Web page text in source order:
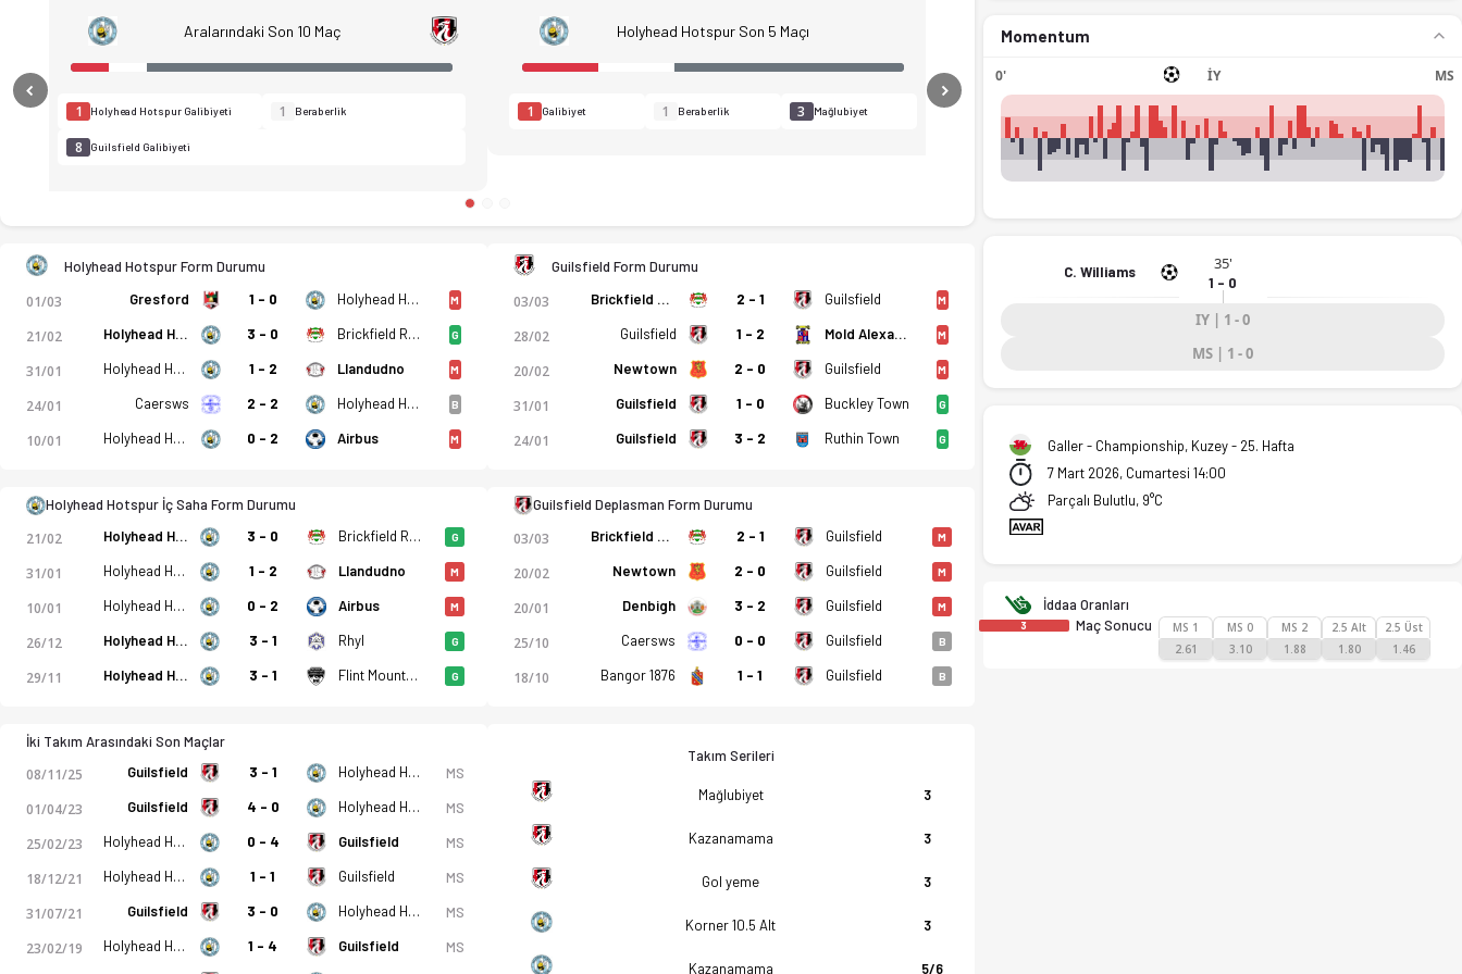
Galler - Championship, Kuzey - 25. Hafta - Holyhead Hotspur 1-0 Guilsfield bitti. Goller: C. Williams. Özet, kadro ve istatistikler Ofsayt'ta. (07.03.2026)
Aralarındaki Son 10 Maç
1 Holyhead Hotspur Galibiyeti 1 Beraberlik
8 Guilsfield Galibiyeti
Holyhead Hotspur Son 5 Maçı
1 Galibiyet 1 Beraberlik 3 Mağlubiyet
Previous Next
Holyhead Hotspur Form Durumu
01/03 Gresford 1 - 0 Holyhead Hotspur M
21/02 Holyhead Hotspur 3 - 0 Brickfield Rangers G
31/01 Holyhead Hotspur 1 - 2 Llandudno M
24/01 Caersws 2 - 2 Holyhead Hotspur B
10/01 Holyhead Hotspur 0 - 2 Airbus M
Guilsfield Form Durumu
03/03 Brickfield Rangers 2 - 1 Guilsfield M
28/02 Guilsfield 1 - 2 Mold Alexandra M
20/02 Newtown 2 - 0 Guilsfield M
31/01 Guilsfield 1 - 0 Buckley Town G
24/01 Guilsfield 3 - 2 Ruthin Town G
Holyhead Hotspur İç Saha Form Durumu
21/02 Holyhead Hotspur 3 - 0 Brickfield Rangers G
31/01 Holyhead Hotspur 1 - 2 Llandudno M
10/01 Holyhead Hotspur 0 - 2 Airbus M
26/12 Holyhead Hotspur 3 - 1 Rhyl G
29/11 Holyhead Hotspur 3 - 1 Flint Mountain G
Guilsfield Deplasman Form Durumu
03/03 Brickfield Rangers 2 - 1 Guilsfield M
20/02 Newtown 2 - 0 Guilsfield M
20/01 Denbigh 3 - 2 Guilsfield M
25/10 Caersws 0 - 0 Guilsfield B
18/10 Bangor 1876 1 - 1 Guilsfield B
İki Takım Arasındaki Son Maçlar
08/11/25 Guilsfield 3 - 1 Holyhead Hotspur MS
01/04/23 Guilsfield 4 - 0 Holyhead Hotspur MS
25/02/23 Holyhead Hotspur 0 - 4 Guilsfield MS
18/12/21 Holyhead Hotspur 1 - 1 Guilsfield MS
31/07/21 Guilsfield 3 - 0 Holyhead Hotspur MS
23/02/19 Holyhead Hotspur 1 - 4 Guilsfield MS
Takım Serileri
Mağlubiyet 3
Kazanamama 3
Gol yeme 3
Korner 10.5 Alt 3
Kazanamama 5/6
Momentum
0' İY MS
C. Williams 35'
1 - 0
IY | 1 - 0
MS | 1 - 0
Galler - Championship, Kuzey - 25. Hafta
7 Mart 2026, Cumartesi 14:00
Parçalı Bulutlu, 9°C
İddaa Oranları
3 Maç Sonucu
MS 1
2.61
MS 0
3.10
MS 2
1.88
2.5 Alt
1.80
2.5 Üst
1.46